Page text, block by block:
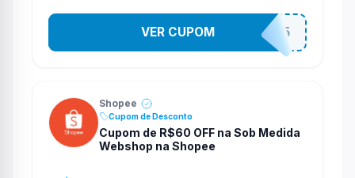
STES2525
VER CUPOM
Shopee
Cupom de Desconto
Cupom de R$60 OFF na Sob Medida
Webshop na Shopee